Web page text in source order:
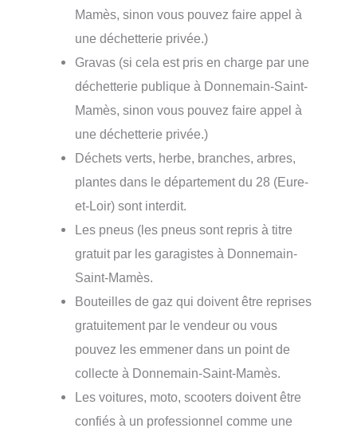
Mamès, sinon vous pouvez faire appel à
une déchetterie privée.)
Gravas (si cela est pris en charge par une
déchetterie publique à Donnemain-Saint-
Mamès, sinon vous pouvez faire appel à
une déchetterie privée.)
Déchets verts, herbe, branches, arbres,
plantes dans le département du 28 (Eure-
et-Loir) sont interdit.
Les pneus (les pneus sont repris à titre
gratuit par les garagistes à Donnemain-
Saint-Mamès.
Bouteilles de gaz qui doivent être reprises
gratuitement par le vendeur ou vous
pouvez les emmener dans un point de
collecte à Donnemain-Saint-Mamès.
Les voitures, moto, scooters doivent être
confiés à un professionnel comme une